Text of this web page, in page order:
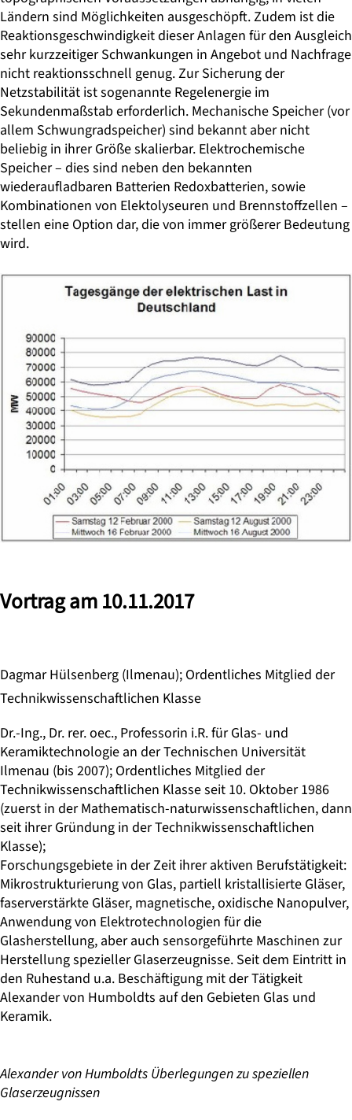
Ländern sind Möglichkeiten ausgeschöpft. Zudem ist die
Reaktionsgeschwindigkeit dieser Anlagen für den Ausgleich
sehr kurzzeitiger Schwankungen in Angebot und Nachfrage
nicht reaktionsschnell genug. Zur Sicherung der
Netzstabilität ist sogenannte Regelenergie im
Sekundenmaßstab erforderlich. Mechanische Speicher (vor
allem Schwungradspeicher) sind bekannt aber nicht
beliebig in ihrer Größe skalierbar. Elektrochemische
Speicher – dies sind neben den bekannten
wiederaufladbaren Batterien Redoxbatterien, sowie
Kombinationen von Elektolyseuren und Brennstoffzellen –
stellen eine Option dar, die von immer größerer Bedeutung
wird.
Vortrag am 10.11.2017
Dagmar Hülsenberg (Ilmenau); Ordentliches Mitglied der
Technikwissenschaftlichen Klasse
Dr.-Ing., Dr. rer. oec., Professorin i.R. für Glas- und
Keramiktechnologie an der Technischen Universität
Ilmenau (bis 2007); Ordentliches Mitglied der
Technikwissenschaftlichen Klasse seit 10. Oktober 1986
(zuerst in der Mathematisch-naturwissenschaftlichen, dann
seit ihrer Gründung in der Technikwissenschaftlichen
Klasse);
Forschungsgebiete in der Zeit ihrer aktiven Berufstätigkeit:
Mikrostrukturierung von Glas, partiell kristallisierte Gläser,
faserverstärkte Gläser, magnetische, oxidische Nanopulver,
Anwendung von Elektrotechnologien für die
Glasherstellung, aber auch sensorgeführte Maschinen zur
Herstellung spezieller Glaserzeugnisse. Seit dem Eintritt in
den Ruhestand u.a. Beschäftigung mit der Tätigkeit
Alexander von Humboldts auf den Gebieten Glas und
Keramik.
Alexander von Humboldts Überlegungen zu speziellen
Glaserzeugnissen